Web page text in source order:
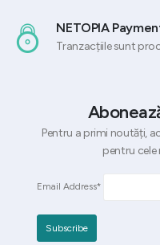
NETOPIA
Tranzacțiile sunt
Pentru a primi noutăți,
pentru
Email Address*